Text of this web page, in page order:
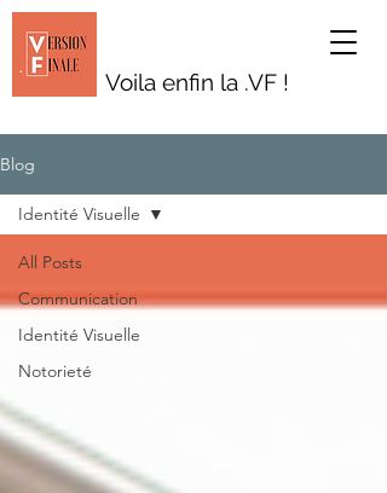
Voila enfin la .VF !
Blog
All Posts
Communication
Identité Visuelle
Notorieté
Identité Visuelle